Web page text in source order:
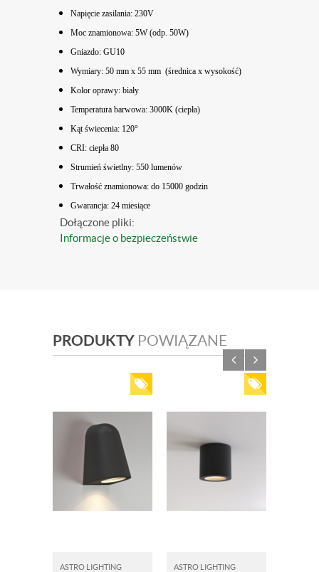
Napięcie zasilania: 230V
Moc znamionowa: 5W (odp. 50W)
Gniazdo: GU10
Wymiary: 50 mm x 55 mm (średnica x wysokość)
Kolor oprawy: biały
Temperatura barwowa: 3000K (ciepła)
Kąt świecenia: 120°
CRI: ciepła 80
Strumień świetlny: 550 lumenów
Trwałość znamionowa: do 15000 godzin
Gwarancja: 24 miesiące
Dołączone pliki:
Informacje o bezpieczeństwie
PRODUKTY POWIĄZANE
ASTRO LIGHTING ASTRO LIGHTING